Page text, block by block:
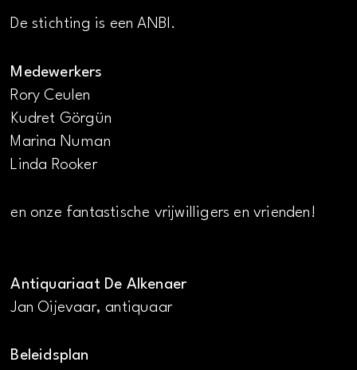
De stichting is een ANBI.
Medewerkers
Rory Ceulen
Kudret Görgün
Marina Numan
Linda Rooker
en onze fantastische vrijwilligers en vrienden!
Antiquariaat De Alkenaer
Jan Oijevaar, antiquaar
Beleidsplan